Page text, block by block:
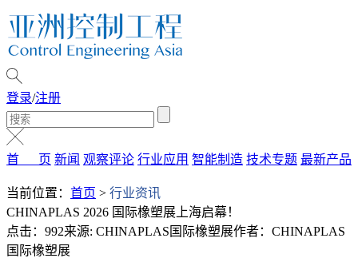
登录/注册
首 页 新闻 观察评论 行业应用 智能制造 技术专题 最新产品
当前位置： 首页 > 行业资讯
CHINAPLAS 2026 国际橡塑展上海启幕！
点击：992来源: CHINAPLAS国际橡塑展作者：CHINAPLAS
国际橡塑展